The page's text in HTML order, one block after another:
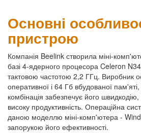
Основні
пристрою
Компанія Beelink створила міні-
базі 4-ядерного процесора Celeron
тактовою частотою 2,2 ГГц. Виробник
оперативної і 64 Гб вбудованої
комбінація забезпечує його швидкодію,
високу продуктивність. Операційна
даною моделлю міні-комп'ютера -
запорукою його ефективності.